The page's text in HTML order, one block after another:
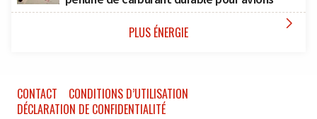
PLUS ÉNERGIE 
CONTACT
CONDITIONS D’UTILISATION
DÉCLARATION DE CONFIDENTIALITÉ